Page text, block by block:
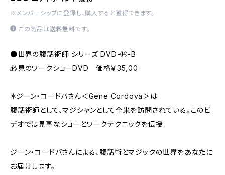
※ メンバーシップに登録 し、購入すると獲得できます。
この商品は送料無料です。
●世界の腹話術師 シリーズ DVD-⑭-B
必見のワークショーDVD 価格￥35,00
＊ジーン・コードバさん＜Gene Cordova＞は
腹話術師として、マジシャンとして全米を訪問されている。このビ
デオでは見事なショーとワークテクニックを伝授
ジーン・コードバさんによる、腹話術とマジックの世界をあなたに
お届けします。